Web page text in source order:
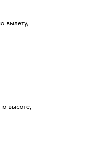
вылету,
высоте,